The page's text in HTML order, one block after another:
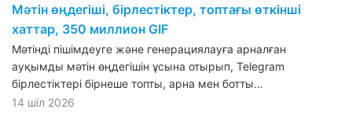
Мәтін өңдегіші, бірлестіктер, топтағы өткінші
хаттар, 350 миллион GIF
Мәтінді пішімдеуге және генерациялауға арналған
ауқымды мәтін өңдегішін ұсына отырып, Telegram
бірлестіктері бірнеше топты, арна мен ботты…
14 шіл 2026